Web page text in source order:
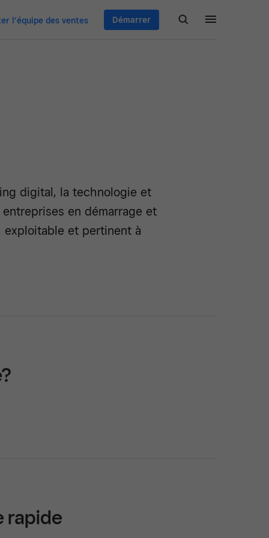
l’équipe des ventes Démarrer
digital, la technologie et
en démarrage et
exploitable et pertinent à
rapide